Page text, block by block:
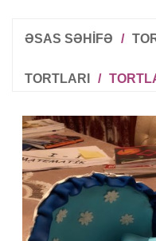
ƏSAS SƏHİFƏ /
TORTLARI /